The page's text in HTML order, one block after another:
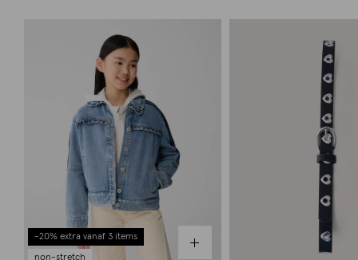
-20% extra vanaf 3 items
non-stretch